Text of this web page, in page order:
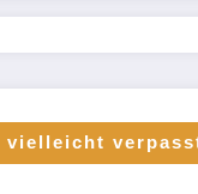
vielleicht